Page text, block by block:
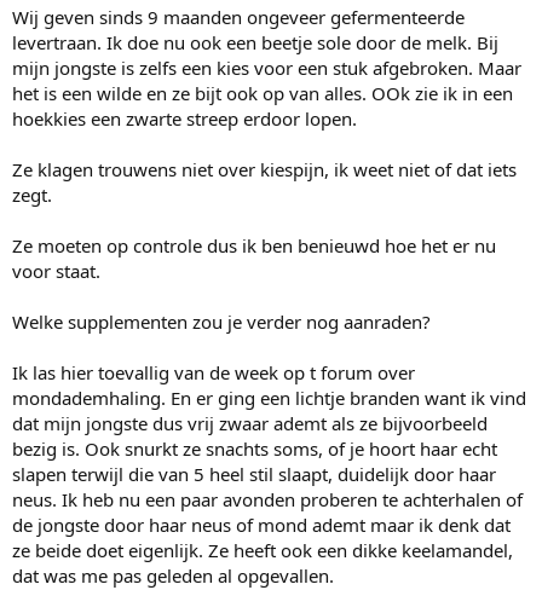
Wij geven sinds 9 maanden ongeveer gefermenteerde
levertraan. Ik doe nu ook een beetje sole door de melk. Bij
mijn jongste is zelfs een kies voor een stuk afgebroken. Maar
het is een wilde en ze bijt ook op van alles. OOk zie ik in een
hoekkies een zwarte streep erdoor lopen.
Ze klagen trouwens niet over kiespijn, ik weet niet of dat iets
zegt.
Ze moeten op controle dus ik ben benieuwd hoe het er nu
voor staat.
Welke supplementen zou je verder nog aanraden?
Ik las hier toevallig van de week op t forum over
mondademhaling. En er ging een lichtje branden want ik vind
dat mijn jongste dus vrij zwaar ademt als ze bijvoorbeeld
bezig is. Ook snurkt ze snachts soms, of je hoort haar echt
slapen terwijl die van 5 heel stil slaapt, duidelijk door haar
neus. Ik heb nu een paar avonden proberen te achterhalen of
de jongste door haar neus of mond ademt maar ik denk dat
ze beide doet eigenlijk. Ze heeft ook een dikke keelamandel,
dat was me pas geleden al opgevallen.